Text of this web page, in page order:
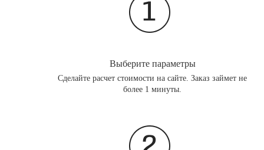
Выберите параметры
Сделайте расчет стоимости на сайте. Заказ займет не
более 1 минуты.